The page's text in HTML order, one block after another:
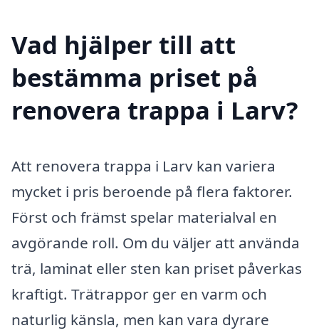
Vad hjälper till att
bestämma priset på
renovera trappa i Larv?
Att renovera trappa i Larv kan variera
mycket i pris beroende på flera faktorer.
Först och främst spelar materialval en
avgörande roll. Om du väljer att använda
trä, laminat eller sten kan priset påverkas
kraftigt. Trätrappor ger en varm och
naturlig känsla, men kan vara dyrare